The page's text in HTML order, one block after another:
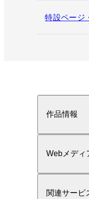
特設ページ
作品情報
Webメディ
関連サービ